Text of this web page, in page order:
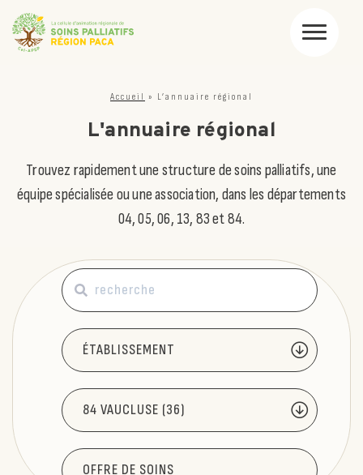
Accueil » L’annuaire régional
L'annuaire régional
Trouvez rapidement une structure de soins palliatifs, une
équipe spécialisée ou une association, dans les départements
04, 05, 06, 13, 83 et 84.
Rechercher